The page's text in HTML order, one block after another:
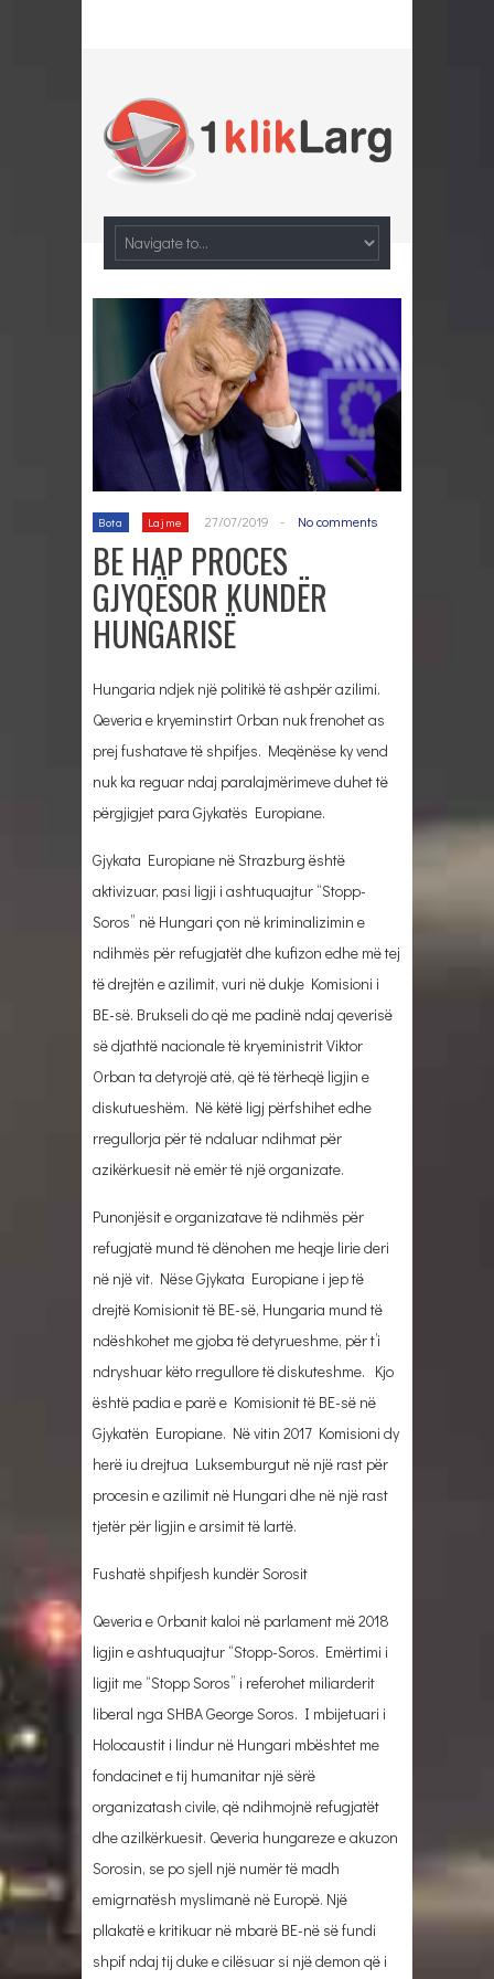
Bota Lajme 27/07/2019 - No comments
BE HAP PROCES
GJYQËSOR KUNDËR
HUNGARISË
Hungaria ndjek njё politikё tё ashpёr azilimi.
Qeveria e kryeminstirt Orban nuk frenohet as
prej fushatave tё shpifjes. Meqёnёse ky vend
nuk ka reguar ndaj paralajmёrimeve duhet tё
pёrgjigjet para Gjykatёs Europiane.
Gjykata Europiane nё Strazburg ёshtё
aktivizuar, pasi ligji i ashtuquajtur “Stopp-
Soros” nё Hungari ҁon nё kriminalizimin e
ndihmёs pёr refugjatёt dhe kufizon edhe mё tej
tё drejtёn e azilimit, vuri në dukje Komisioni i
BE-sё. Brukseli do qё me padinё ndaj qeverisё
sё djathtё nacionale tё kryeministrit Viktor
Orban ta detyrojё atё, qё tё tёrheqё ligjin e
diskutueshёm. Nё kёtё ligj pёrfshihet edhe
rregullorja pёr tё ndaluar ndihmat pёr
azikёrkuesit nё emёr tё njё organizate.
Punonjёsit e organizatave tё ndihmёs pёr
refugjatё mund tё dёnohen me heqje lirie deri
nё njё vit. Nёse Gjykata Europiane i jep tё
drejtё Komisionit tё BE-sё, Hungaria mund tё
ndёshkohet me gjoba tё detyrueshme, pёr t’i
ndryshuar kёto rregullore tё diskuteshme. Kjo
ёshtё padia e parё e Komisionit tё BE-sё nё
Gjykatёn Europiane. Nё vitin 2017 Komisioni dy
herё iu drejtua Luksemburgut nё njё rast pёr
procesin e azilimit nё Hungari dhe nё njё rast
tjetёr pёr ligjin e arsimit tё lartё.
Fushatё shpifjesh kundёr Sorosit
Qeveria e Orbanit kaloi nё parlament mё 2018
ligjin e ashtuquajtur “Stopp-Soros. Emёrtimi i
ligjit me “Stopp Soros” i referohet miliarderit
liberal nga SHBA George Soros. I mbijetuari i
Holocaustit i lindur nё Hungari mbёshtet me
fondacinet e tij humanitar njё sёrё
organizatash civile, qё ndihmojnё refugjatёt
dhe azilkёrkuesit. Qeveria hungareze e akuzon
Sorosin, se po sjell njё numёr tё madh
emigrnatёsh myslimanё nё Europё. Njё
pllakatё e kritikuar nё mbarё BE-nё sё fundi
shpif ndaj tij duke e cilёsuar si njё demon qё i